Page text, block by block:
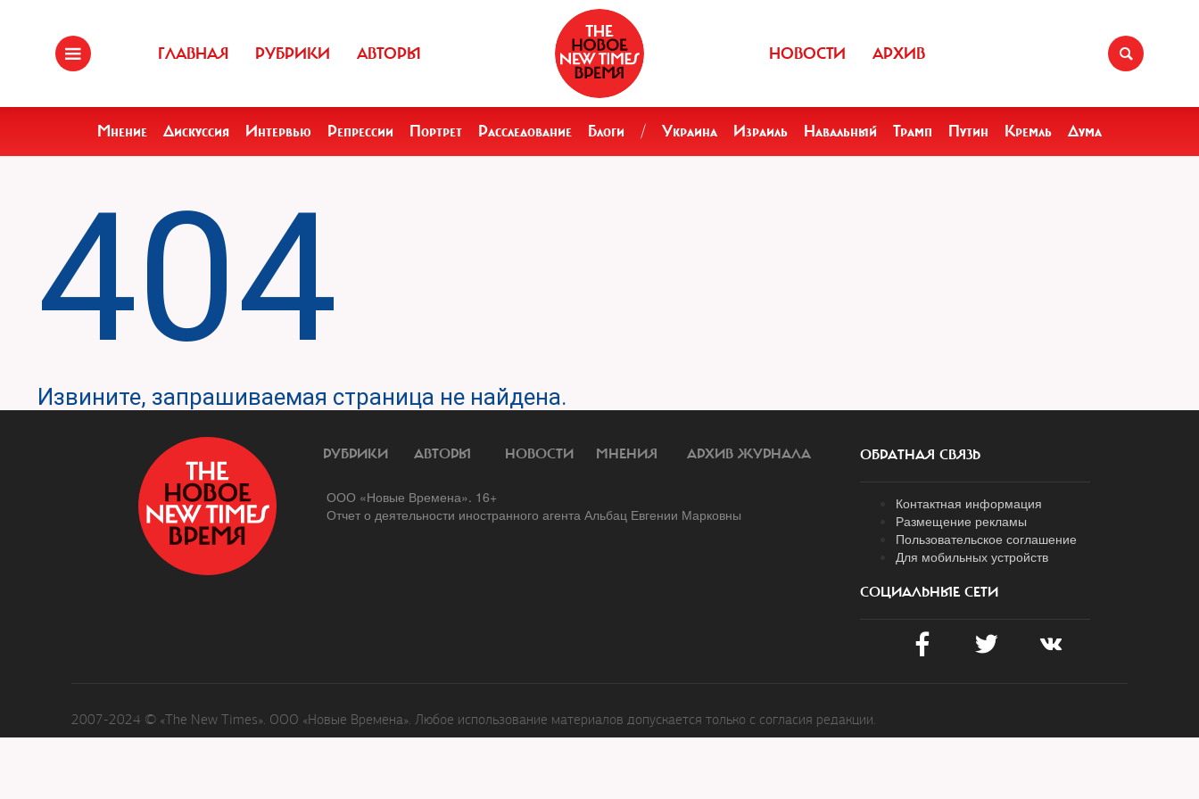
ГЛАВНАЯ РУБРИКИ АВТОРЫ НОВОСТИ АРХИВ
Мнение Дискуссия Интервью Репрессии Портрет Расследование Блоги / Украина Израиль Навальный Трамп Путин Кремль Дума
404
Извините, запрашиваемая страница не найдена.
РУБРИКИ АВТОРЫ НОВОСТИ МНЕНИЯ АРХИВ ЖУРНАЛА
ООО «Новые Времена». 16+
Отчет о деятельности иностранного агента Альбац Евгении Марковны
ОБРАТНАЯ СВЯЗЬ
Контактная информация
Размещение рекламы
Пользовательское соглашение
Для мобильных устройств
СОЦИАЛЬНЫЕ СЕТИ
2007-2024 © «The New Times». ООО «Новые Времена». Любое использование материалов допускается только с согласия редакции.